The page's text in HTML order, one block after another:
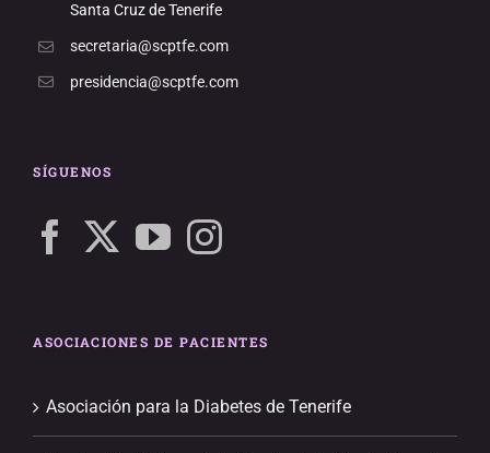
Santa Cruz de Tenerife
secretaria@scptfe.com
presidencia@scptfe.com
SÍGUENOS
ASOCIACIONES DE PACIENTES
Asociación para la Diabetes de Tenerife